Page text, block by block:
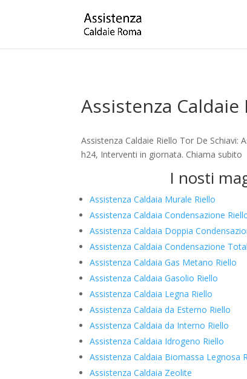
Assistenza Caldaie
Assistenza Caldaie Riello Tor De
h24, Interventi in giornata. Chiama subito
I nosti
Assistenza Caldaia Murale Riello
Assistenza Caldaia Condensazione
Assistenza Caldaia Doppia
Assistenza Caldaia Condensazione
Assistenza Caldaia Gas Metano Riello
Assistenza Caldaia Gasolio Riello
Assistenza Caldaia Legna Riello
Assistenza Caldaia da Esterno Riello
Assistenza Caldaia da Interno Riello
Assistenza Caldaia Idrogeno Riello
Assistenza Caldaia Biomassa Legnosa
Assistenza Caldaia Zeolite